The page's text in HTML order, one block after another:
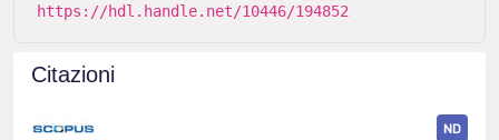
https://hdl.handle.net/10446/194852
Citazioni
ND